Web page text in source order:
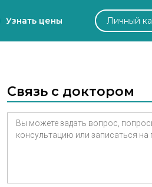
Узнать цены Личный
Связь с доктором